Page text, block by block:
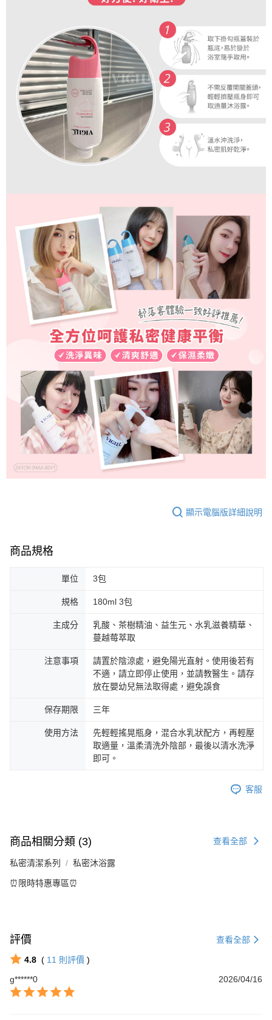
顯示電腦版詳細說明
商品規格
單位 3包
規格 180ml 3包
主成分
乳酸、茶樹精油、益生元、水乳滋養精華、
蔓越莓萃取
注意事項
請置於陰涼處，避免陽光直射。使用後若有
不適，請立即停止使用，並請教醫生。請存
放在嬰幼兒無法取得處，避免誤食
保存期限 三年
使用方法
先輕輕搖晃瓶身，混合水乳狀配方，再輕壓
取適量，溫柔清洗外陰部，最後以清水洗淨
即可。
客服
商品相關分類 (3) 查看全部
私密清潔系列 私密沐浴露
⏰限時特惠專區⏰
評價 查看全部
4.8 ( 11 則評價 )
g******0
2026/04/16